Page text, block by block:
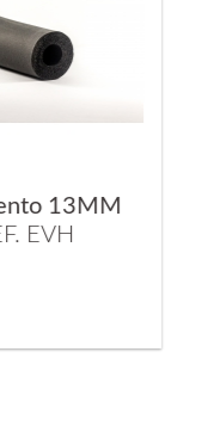
Isolamento 19MM
REF. EVM